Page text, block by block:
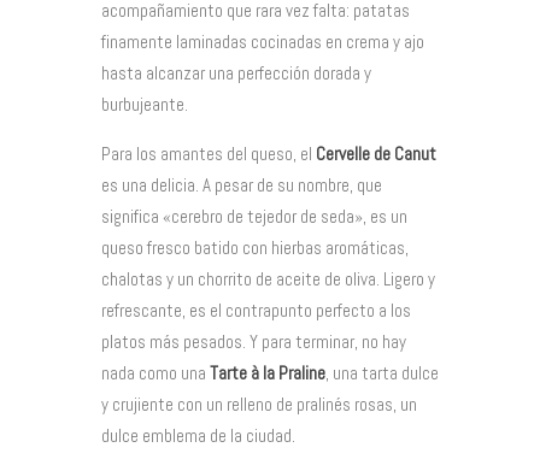
acompañamiento que rara vez falta: patatas
finamente laminadas cocinadas en crema y ajo
hasta alcanzar una perfección dorada y
burbujeante.
Para los amantes del queso, el Cervelle de Canut
es una delicia. A pesar de su nombre, que
significa «cerebro de tejedor de seda», es un
queso fresco batido con hierbas aromáticas,
chalotas y un chorrito de aceite de oliva. Ligero y
refrescante, es el contrapunto perfecto a los
platos más pesados. Y para terminar, no hay
nada como una Tarte à la Praline , una tarta dulce
y crujiente con un relleno de pralinés rosas, un
dulce emblema de la ciudad.